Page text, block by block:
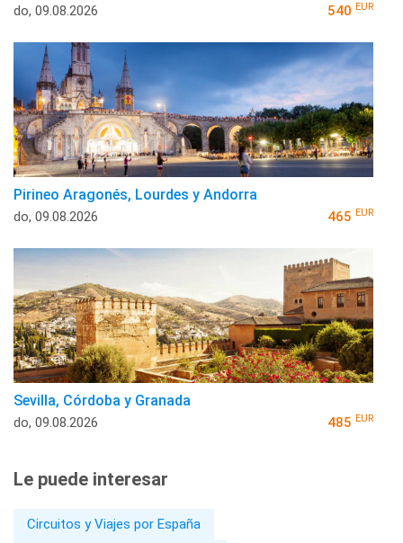
do, 09.08.2026 540 EUR
Pirineo Aragonés, Lourdes y Andorra
do, 09.08.2026 465 EUR
Sevilla, Córdoba y Granada
do, 09.08.2026 485 EUR
Le puede interesar
Circuitos y Viajes por España